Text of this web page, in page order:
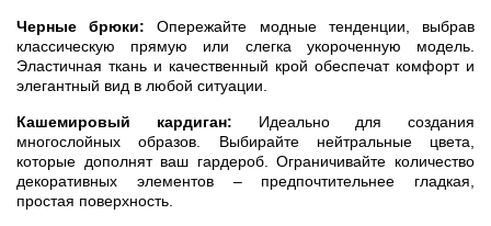
Черные брюки: Опережайте модные тенденции, выбрав
классическую прямую или слегка укороченную модель.
Эластичная ткань и качественный крой обеспечат комфорт и
элегантный вид в любой ситуации.
Кашемировый кардиган: Идеально для создания
многослойных образов. Выбирайте нейтральные цвета,
которые дополнят ваш гардероб. Ограничивайте количество
декоративных элементов – предпочтительнее гладкая,
простая поверхность.